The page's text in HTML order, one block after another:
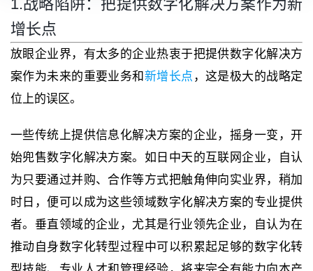
1.战略陷阱：把提供数字化解决方案作为新
增长点
放眼企业界，有太多的企业热衷于把提供数字化解决方
案作为未来的重要业务和 新增长点 ，这是极大的战略定
位上的误区。
一些传统上提供信息化解决方案的企业，摇身一变，开
始兜售数字化解决方案。如日中天的互联网企业，自认
为只要通过并购、合作等方式把触角伸向实业界，稍加
时日，便可以成为这些领域数字化解决方案的专业提供
者。垂直领域的企业，尤其是行业领先企业，自认为在
推动自身数字化转型过程中可以积累起足够的数字化转